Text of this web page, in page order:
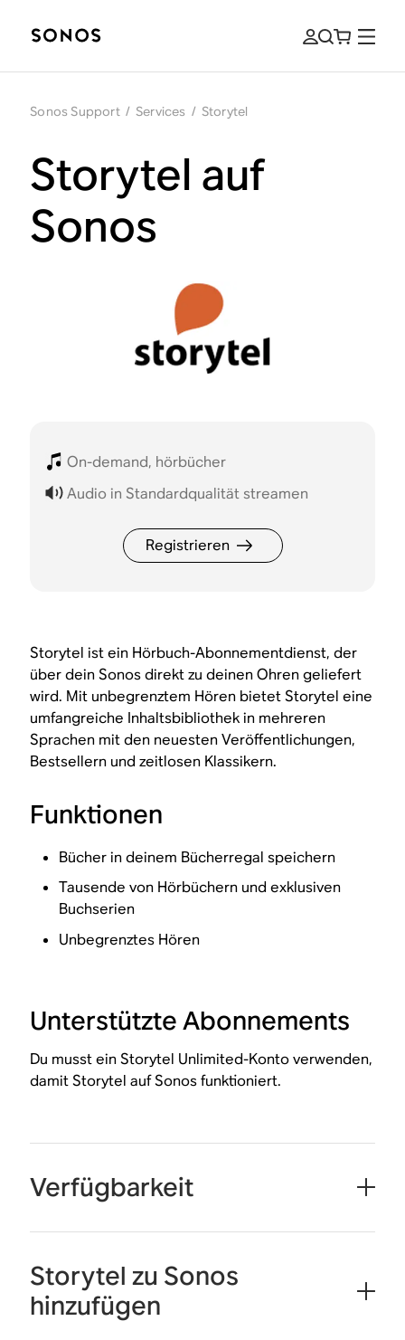
Sonos Support / Services / Storytel
Storytel auf
Sonos
On-demand, hörbücher
Audio in Standardqualität streamen
Registrieren
Storytel ist ein Hörbuch-Abonnementdienst, der
über dein Sonos direkt zu deinen Ohren geliefert
wird. Mit unbegrenztem Hören bietet Storytel eine
umfangreiche Inhaltsbibliothek in mehreren
Sprachen mit den neuesten Veröffentlichungen,
Bestsellern und zeitlosen Klassikern.
Funktionen
Bücher in deinem Bücherregal speichern
Tausende von Hörbüchern und exklusiven
Buchserien
Unbegrenztes Hören
Unterstützte Abonnements
Du musst ein Storytel Unlimited-Konto verwenden,
damit Storytel auf Sonos funktioniert.
Verfügbarkeit
Storytel zu Sonos
hinzufügen